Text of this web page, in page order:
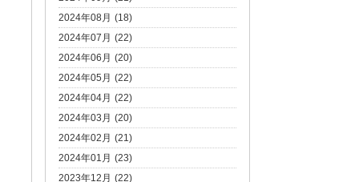
2024年08月 (18)
2024年07月 (22)
2024年06月 (20)
2024年05月 (22)
2024年04月 (22)
2024年03月 (20)
2024年02月 (21)
2024年01月 (23)
2023年12月 (22)